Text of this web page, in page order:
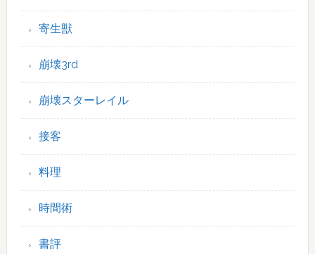
寄生獣
崩壊3rd
崩壊スターレイル
接客
料理
時間術
書評